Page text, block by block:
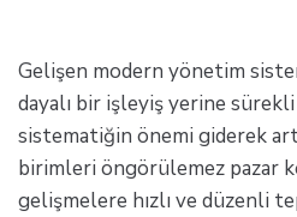
Gelişen modern yönetim
dayalı bir işleyiş yerine sürekli
sistematiğin önemi giderek
birimleri öngörülemez pazar
gelişmelere hızlı ve düzenli